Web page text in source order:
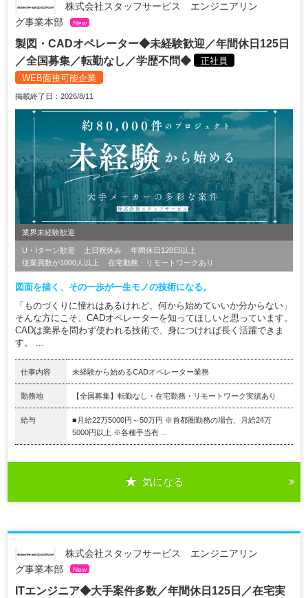
株式会社スタッフサービス エンジニアリン
グ事業本部
New
製図・CADオペレーター◆未経験歓迎／年間休日125日
／全国募集／転勤なし／学歴不問◆
正社員
WEB面接可能企業
掲載終了日：2026/8/11
業界未経験歓迎
U・Iターン歓迎 土日祝休み
年間休日120日以上
従業員数が1000人以上
在宅勤務・リモートワークあり
図面を描く、その一歩が一生モノの技術になる。
「ものづくりに憧れはあるけれど、何から始めていいか分からない」
そんな方にこそ、CADオペレーターを知ってほしいと思っています。
CADは業界を問わず使われる技術で、身につければ長く活躍できま
す。 ...
仕事内容 未経験から始めるCADオペレーター業務
勤務地 【全国募集】転勤なし・在宅勤務・リモートワーク実績あり
給与
■月給22万5000円～50万円 ※首都圏勤務の場合、月給24万
5000円以上 ※各種手当有 ...
気になる
株式会社スタッフサービス エンジニアリン
グ事業本部
New
ITエンジニア◆大手案件多数／年間休日125日／在宅実